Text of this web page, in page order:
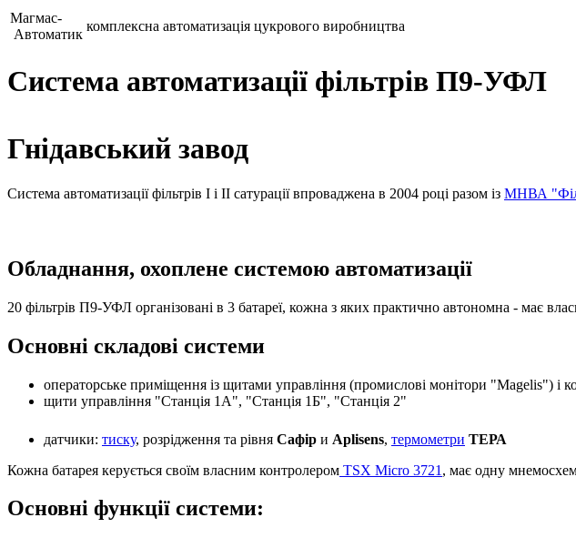
Магмас-
Автоматик
комплексна автоматизація цукрового виробництва
Система автоматизації фільтрів П9-УФЛ
Гнідавський завод
Система автоматизації фільтрів I і II сатурації впроваджена в 2004 році разом із МНВА
Обладнання, охоплене системою автоматизації
20 фільтрів П9-УФЛ організовані в 3 батареї, кожна з яких практично автономна - має
Основні складові системи
операторське приміщення із щитами управління (промислові монітори "Magelis") і
щити управління "Станція 1А", "Станція 1Б", "Станція 2"
датчики: тиску, розрідження та рівня Сафiр и Aplisens, термометри ТЕРА
Кожна батарея керується своїм власним контролером TSX Micro 3721 , має одну
Основні функції системи: